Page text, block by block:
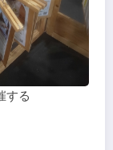
する